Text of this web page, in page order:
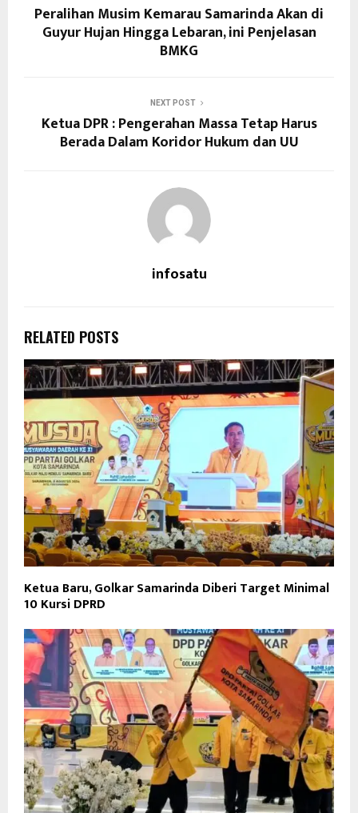
Peralihan Musim Kemarau Samarinda Akan di
Guyur Hujan Hingga Lebaran, ini Penjelasan
BMKG
NEXT POST
Ketua DPR : Pengerahan Massa Tetap Harus
Berada Dalam Koridor Hukum dan UU
infosatu
RELATED POSTS
Ketua Baru, Golkar Samarinda Diberi Target Minimal
10 Kursi DPRD